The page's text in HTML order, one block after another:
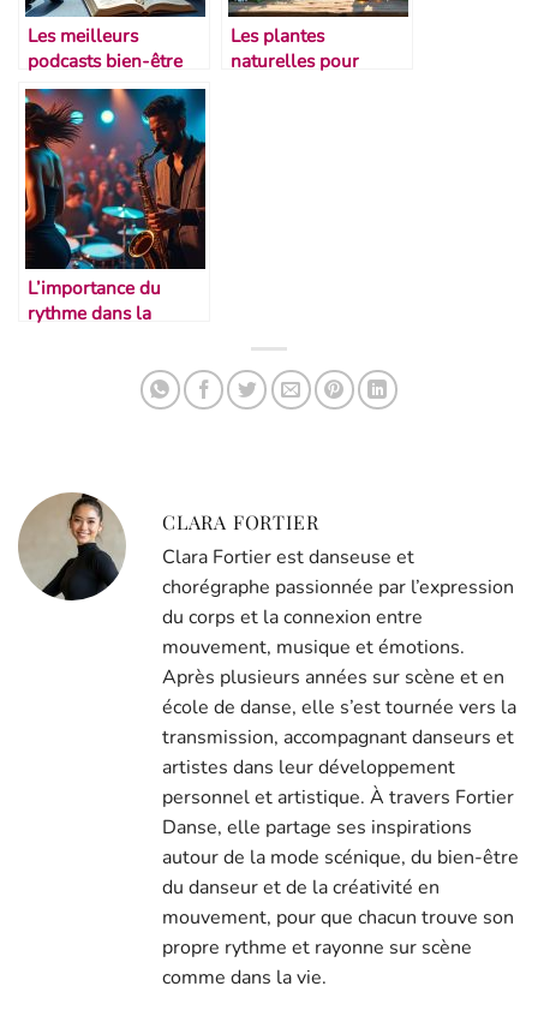
Les meilleurs
podcasts bien-être
pour danseurs
Les plantes
naturelles pour
L’importance du
rythme dans la
CLARA FORTIER
Clara Fortier est danseuse et
chorégraphe passionnée par l’expression
du corps et la connexion entre
mouvement, musique et émotions.
Après plusieurs années sur scène et en
école de danse, elle s’est tournée vers la
transmission, accompagnant danseurs et
artistes dans leur développement
personnel et artistique. À travers Fortier
Danse, elle partage ses inspirations
autour de la mode scénique, du bien-être
du danseur et de la créativité en
mouvement, pour que chacun trouve son
propre rythme et rayonne sur scène
comme dans la vie.